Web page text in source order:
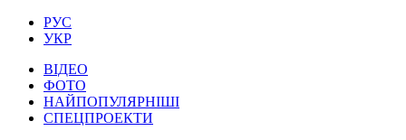
РУС
УКР
ВІДЕО
ФОТО
НАЙПОПУЛЯРНІШІ
СПЕЦПРОЕКТИ